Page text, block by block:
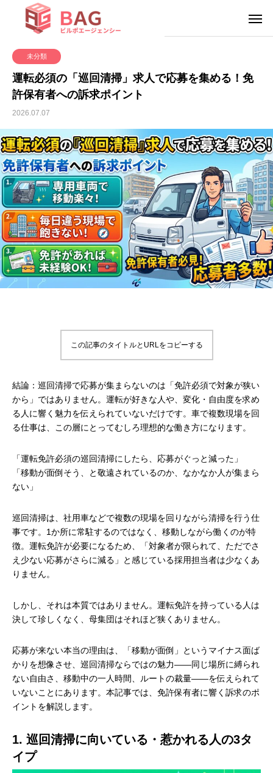
未分類
運転必須の「巡回清掃」求人で応募を集める！免
許保有者への訴求ポイント
2026.07.07
この記事のタイトルとURLをコピーする
結論：巡回清掃で応募が集まらないのは「免許必須で対象が狭い
から」ではありません。運転が好きな人や、変化・自由度を求め
る人に響く魅力を伝えられていないだけです。車で複数現場を回
る仕事は、この層にとってむしろ理想的な働き方になります。
「運転免許必須の巡回清掃にしたら、応募がぐっと減った」
「移動が面倒そう、と敬遠されているのか、なかなか人が集まら
ない」
巡回清掃は、社用車などで複数の現場を回りながら清掃を行う仕
事です。1か所に常駐するのではなく、移動しながら働くのが特
徴。運転免許が必要になるため、「対象者が限られて、ただでさ
え少ない応募がさらに減る」と感じている採用担当者は少なくあ
りません。
しかし、それは本質ではありません。運転免許を持っている人は
決して珍しくなく、母集団はそれほど狭くありません。
応募が来ない本当の理由は、「移動が面倒」というマイナス面ば
かりを想像させ、巡回清掃ならではの魅力——同じ場所に縛られ
ない自由さ、移動中の一人時間、ルートの裁量——を伝えられて
いないことにあります。本記事では、免許保有者に響く訴求のポ
イントを解説します。
1. 巡回清掃に向いている・惹かれる人の3タ
イプ